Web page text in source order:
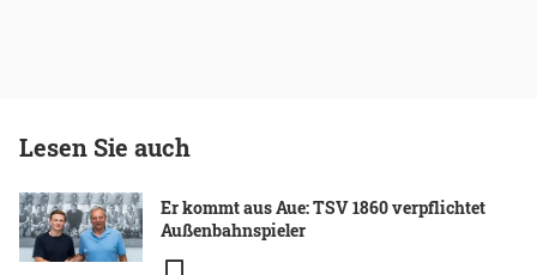
Lesen Sie auch
Er kommt aus Aue: TSV 1860 verpflichtet
Außenbahnspieler